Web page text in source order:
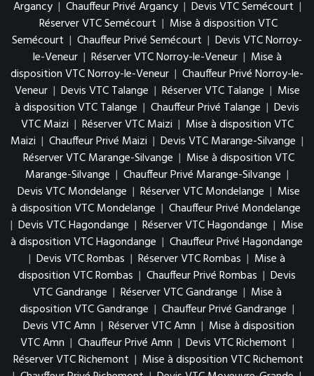
Argancy | Chauffeur Privé Argancy | Devis VTC Semécourt |
Réserver VTC Semécourt | Mise à disposition VTC
Semécourt | Chauffeur Privé Semécourt | Devis VTC Norroy-
le-Veneur | Réserver VTC Norroy-le-Veneur | Mise à
disposition VTC Norroy-le-Veneur | Chauffeur Privé Norroy-le-
Veneur | Devis VTC Talange | Réserver VTC Talange | Mise
à disposition VTC Talange | Chauffeur Privé Talange | Devis
VTC Maizi | Réserver VTC Maizi | Mise à disposition VTC
Maizi | Chauffeur Privé Maizi | Devis VTC Marange-Silvange |
Réserver VTC Marange-Silvange | Mise à disposition VTC
Marange-Silvange | Chauffeur Privé Marange-Silvange |
Devis VTC Mondelange | Réserver VTC Mondelange | Mise
à disposition VTC Mondelange | Chauffeur Privé Mondelange
| Devis VTC Hagondange | Réserver VTC Hagondange | Mise
à disposition VTC Hagondange | Chauffeur Privé Hagondange
| Devis VTC Rombas | Réserver VTC Rombas | Mise à
disposition VTC Rombas | Chauffeur Privé Rombas | Devis
VTC Gandrange | Réserver VTC Gandrange | Mise à
disposition VTC Gandrange | Chauffeur Privé Gandrange |
Devis VTC Amn | Réserver VTC Amn | Mise à disposition
VTC Amn | Chauffeur Privé Amn | Devis VTC Richemont |
Réserver VTC Richemont | Mise à disposition VTC Richemont